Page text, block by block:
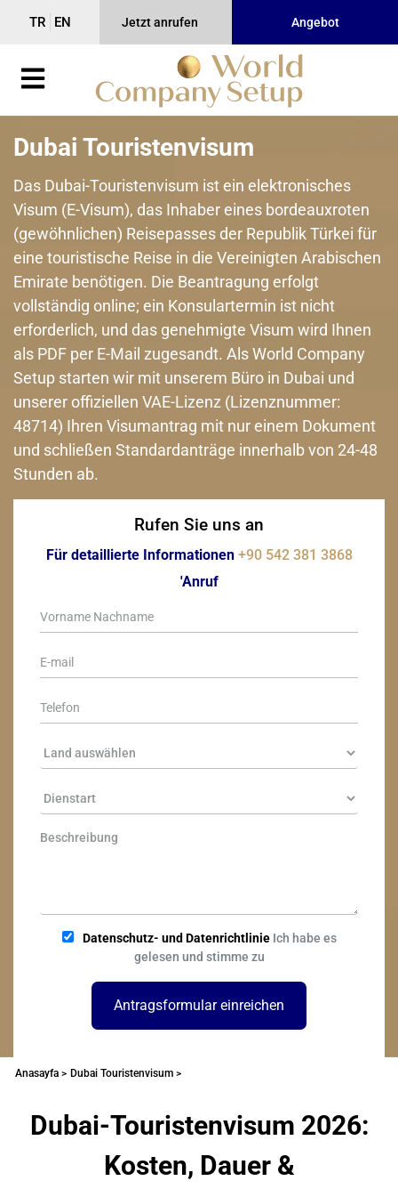
TR EN Jetzt anrufen Angebot
Dubai Touristenvisum
Das Dubai-Touristenvisum ist ein elektronisches
Visum (E-Visum), das Inhaber eines bordeauxroten
(gewöhnlichen) Reisepasses der Republik Türkei für
eine touristische Reise in die Vereinigten Arabischen
Emirate benötigen. Die Beantragung erfolgt
vollständig online; ein Konsulartermin ist nicht
erforderlich, und das genehmigte Visum wird Ihnen
als PDF per E-Mail zugesandt. Als World Company
Setup starten wir mit unserem Büro in Dubai und
unserer offiziellen VAE-Lizenz (Lizenznummer:
48714) Ihren Visumantrag mit nur einem Dokument
und schließen Standardanträge innerhalb von 24-48
Stunden ab.
Rufen Sie uns an
Für detaillierte Informationen +90 542 381 3868
'Anruf
Datenschutz- und DatenrichtlinieIch habe es
gelesen und stimme zu
Antragsformular einreichen
Anasayfa > Dubai Touristenvisum >
Dubai-Touristenvisum 2026:
Kosten, Dauer &